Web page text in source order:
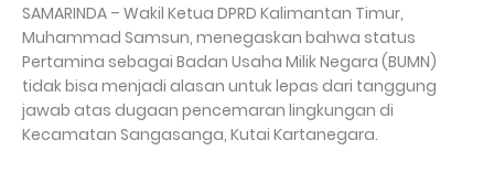
SAMARINDA – Wakil Ketua DPRD Kalimantan Timur,
Muhammad Samsun, menegaskan bahwa status
Pertamina sebagai Badan Usaha Milik Negara (BUMN)
tidak bisa menjadi alasan untuk lepas dari tanggung
jawab atas dugaan pencemaran lingkungan di
Kecamatan Sangasanga, Kutai Kartanegara.